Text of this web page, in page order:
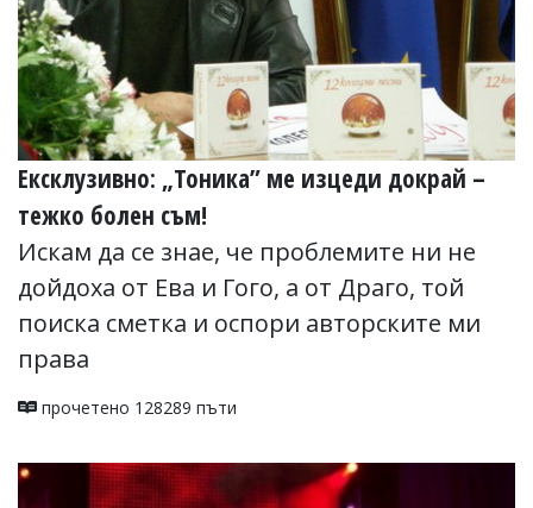
Ексклузивно: „Тоника” ме изцеди докрай –
тежко болен съм!
Искам да се знае, че проблемите ни не
дойдоха от Ева и Гого, а от Драго, той
поиска сметка и оспори авторските ми
права
прочетено 128289 пъти